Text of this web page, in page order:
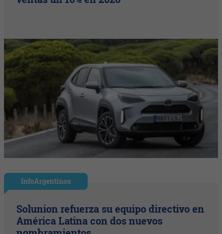
InfoArgentinos
Solunion refuerza su equipo directivo en
América Latina con dos nuevos